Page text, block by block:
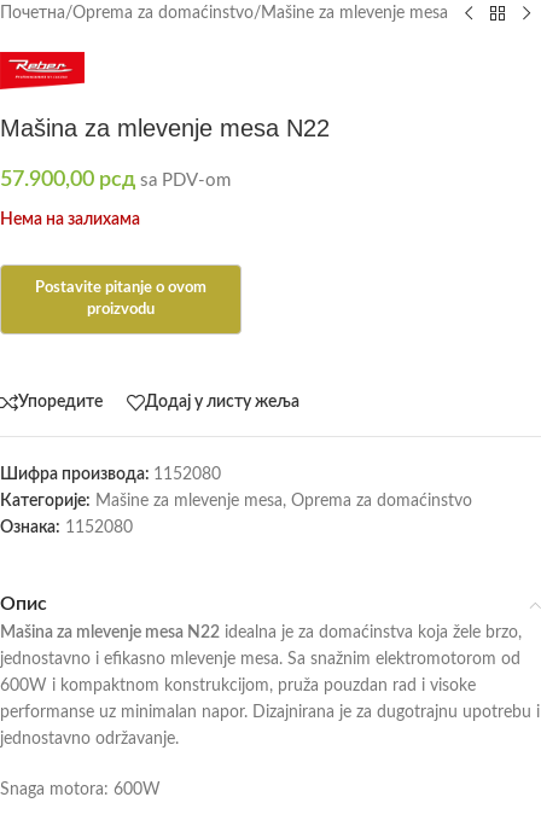
Почетна/Oprema za domaćinstvo/ Mašine za mlevenje mesa
Mašina za mlevenje mesa N22
57.900,00 рсд sa PDV-om
Нема на залихама
Упоредите Додај у листу жеља
Шифра производа: 1152080
Категорије: Mašine za mlevenje mesa, Oprema za domaćinstvo
Ознака: 1152080
Опис
Mašina za mlevenje mesa N22 idealna je za domaćinstva koja žele brzo,
jednostavno i efikasno mlevenje mesa. Sa snažnim elektromotorom od
600W i kompaktnom konstrukcijom, pruža pouzdan rad i visoke
performanse uz minimalan napor. Dizajnirana je za dugotrajnu upotrebu i
jednostavno održavanje.
Snaga motora: 600W